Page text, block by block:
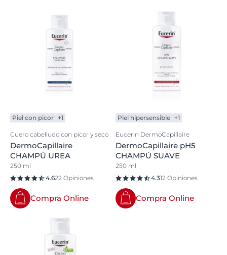
Piel con picor +1
Cuero cabelludo con picor y seco
DermoCapillaire
CHAMPÚ UREA
250 ml
4.622 Opiniones
Compra Online
Piel hipersensible +1
Eucerin DermoCapillaire
DermoCapillaire pH5
CHAMPÚ SUAVE
250 ml
4.312 Opiniones
Compra Online